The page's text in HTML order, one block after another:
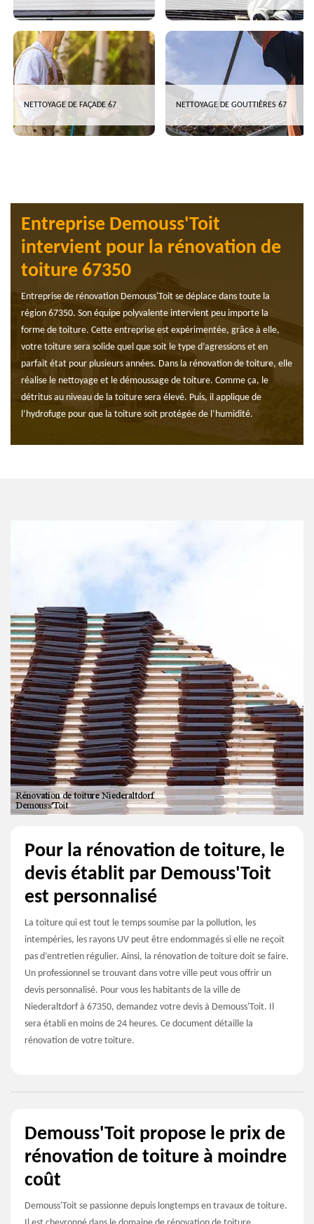
NETTOYAGE DE FAÇADE 67 NETTOYAGE DE GOUTTIÈRES 67
Entreprise Demouss'Toit
intervient pour la rénovation de
toiture 67350
Entreprise de rénovation Demouss'Toit se déplace dans toute la
région 67350. Son équipe polyvalente intervient peu importe la
forme de toiture. Cette entreprise est expérimentée, grâce à elle,
votre toiture sera solide quel que soit le type d’agressions et en
parfait état pour plusieurs années. Dans la rénovation de toiture, elle
réalise le nettoyage et le démoussage de toiture. Comme ça, le
détritus au niveau de la toiture sera élevé. Puis, il applique de
l’hydrofuge pour que la toiture soit protégée de l’humidité.
Pour la rénovation de toiture, le
devis établit par Demouss'Toit
est personnalisé
La toiture qui est tout le temps soumise par la pollution, les
intempéries, les rayons UV peut être endommagés si elle ne reçoit
pas d’entretien régulier. Ainsi, la rénovation de toiture doit se faire.
Un professionnel se trouvant dans votre ville peut vous offrir un
devis personnalisé. Pour vous les habitants de la ville de
Niederaltdorf à 67350, demandez votre devis à Demouss'Toit. Il
sera établi en moins de 24 heures. Ce document détaille la
rénovation de votre toiture.
Demouss'Toit propose le prix de
rénovation de toiture à moindre
coût
Demouss'Toit se passionne depuis longtemps en travaux de toiture.